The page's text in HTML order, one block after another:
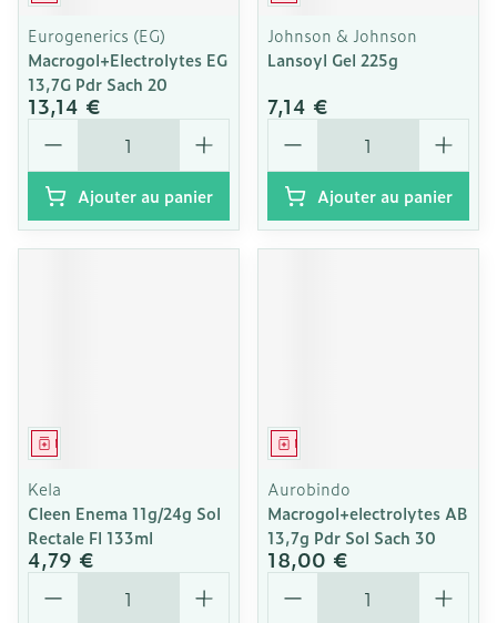
Eurogenerics (EG)
Macrogol+Electrolytes EG
13,7G Pdr Sach 20
13,14 €
Quantité
Ajouter au panier
Johnson & Johnson
Lansoyl Gel 225g
7,14 €
Quantité
Ajouter au panier
Médicament
Kela
Cleen Enema 11g/24g Sol
Rectale Fl 133ml
4,79 €
Quantité
Médicament
Aurobindo
Macrogol+electrolytes AB
13,7g Pdr Sol Sach 30
18,00 €
Quantité